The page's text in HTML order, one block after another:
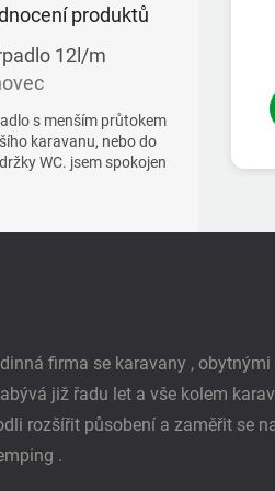
produktů
12l/m
je 5 z 5 hvězdiček.
s menším průtokem
karavanu, nebo do
WC. jsem spokojen
firma se karavany ,
již řadu let a vše kolem
rozšířit působení a zaměřit se
.